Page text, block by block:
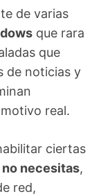
de varias
que rara
que
de noticias y
real.
ciertas
necesitas,
red,